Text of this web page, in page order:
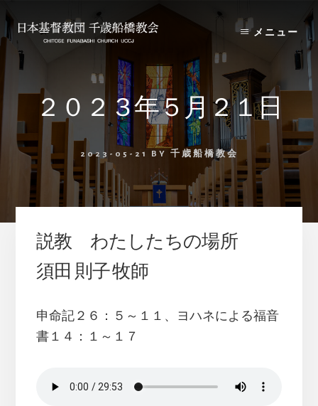
to
content
to
primary
sidebar
メニュー
２０２３年５月２１日
2023-05-21 BY 千歳船橋教会
説教 わたしたちの場所
須田 則子 牧師
申命記２６：５～１１、ヨハネによる福音
書１４：１～１７